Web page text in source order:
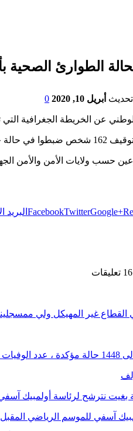
تحديث أبريل 10, 2020 0
عن الخريطة الجغرافية التي
الصحية .
حسب ولايات الأمن والأمن
FacebookTwitterGoogle+ البريد
16 تعليقات
القطاع غير المهيكل ولي
شفاء
بغيت نترشح لرئاسة أولمبيك
آسفي للموسم الرياضي